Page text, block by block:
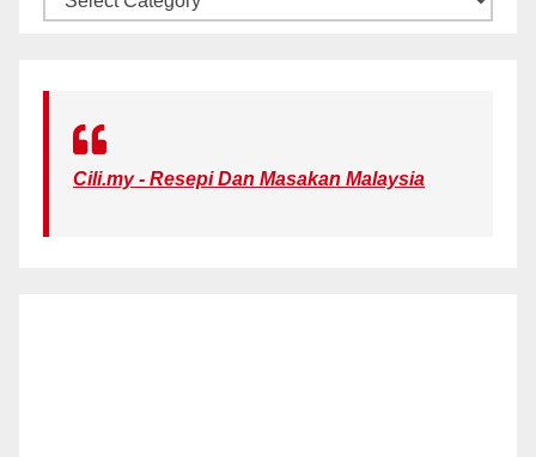
Cili.my - Resepi Dan Masakan Malaysia